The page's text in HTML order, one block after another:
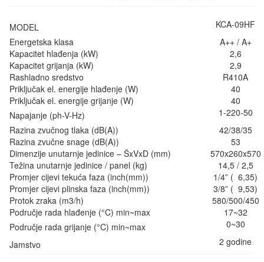
MODEL
KCA-09HF
Energetska klasa
A++ / A+
Kapacitet hlađenja (kW)
2,6
Kapacitet grijanja (kW)
2,9
Rashladno sredstvo
R410A
Priključak el. energije hlađenje (W)
40
Priključak el. energije grijanje (W)
40
Napajanje (ph-V-Hz)
1-220-50
Razina zvučnog tlaka (dB(A))
42/38/35
Razina zvučne snage (dB(A))
53
Dimenzije unutarnje jedinice – ŠxVxD (mm)
570x260x570
Težina unutarnje jedinice / panel (kg)
14,5 / 2,5
Promjer cijevi tekuća faza (inch(mm))
1/4” ( 6,35)
Promjer cijevi plinska faza (inch(mm))
3/8” ( 9,53)
Protok zraka (m3/h)
580/500/450
Područje rada hlađenje (°C) min~max
17~32
Područje rada grijanje (°C) min~max
0~30
Jamstvo
2 godine